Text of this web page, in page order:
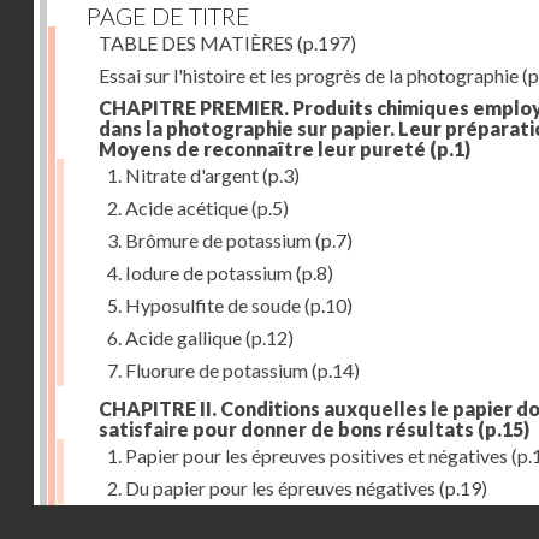
PAGE DE TITRE
TABLE DES MATIÈRES (p.197)
Essai sur l'histoire et les progrès de la photographie
CHAPITRE PREMIER. Produits chimiques
dans la photographie sur papier. Leur
Moyens de reconnaître leur pureté (p.1)
1. Nitrate d'argent(p.3)
2. Acide acétique(p.5)
3. Brômure de potassium(p.7)
4. Iodure de potassium(p.8)
5. Hyposulfite de soude(p.10)
6. Acide gallique(p.12)
7. Fluorure de potassium(p.14)
CHAPITRE II. Conditions auxquelles le papier
satisfaire pour donner de bons résultats (p.15)
1. Papier pour les épreuves positives et négatives
2. Du papier pour les épreuves négatives (p.19)